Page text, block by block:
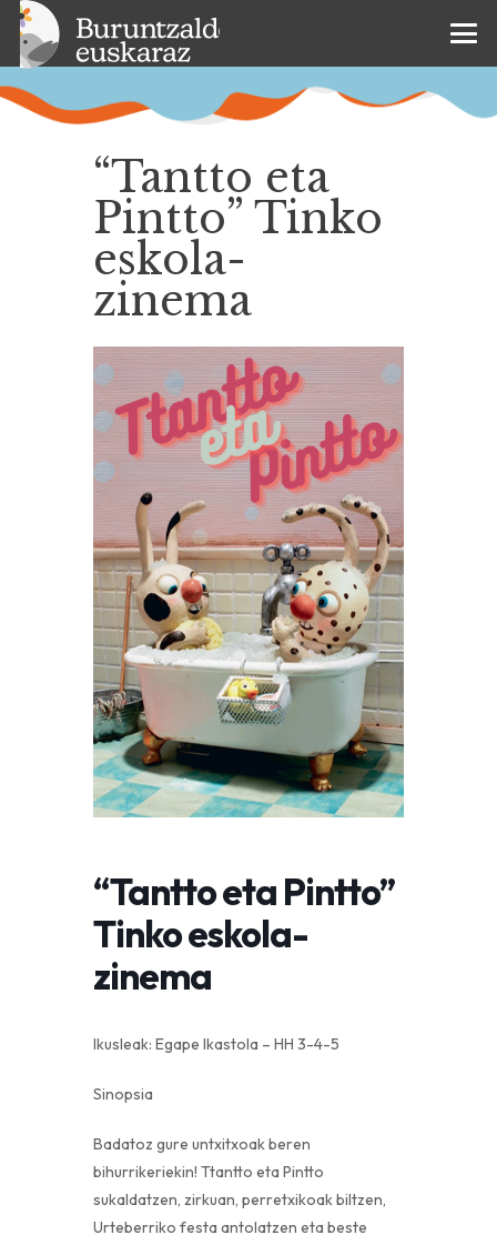
“Tantto eta
Pintto” Tinko
eskola-
zinema
“Tantto eta Pintto”
Tinko eskola-
zinema
Ikusleak: Egape Ikastola – HH 3-4-5
Sinopsia
Badatoz gure untxitxoak beren
bihurrikeriekin! Ttantto eta Pintto
sukaldatzen, zirkuan, perretxikoak biltzen,
Urteberriko festa antolatzen eta beste